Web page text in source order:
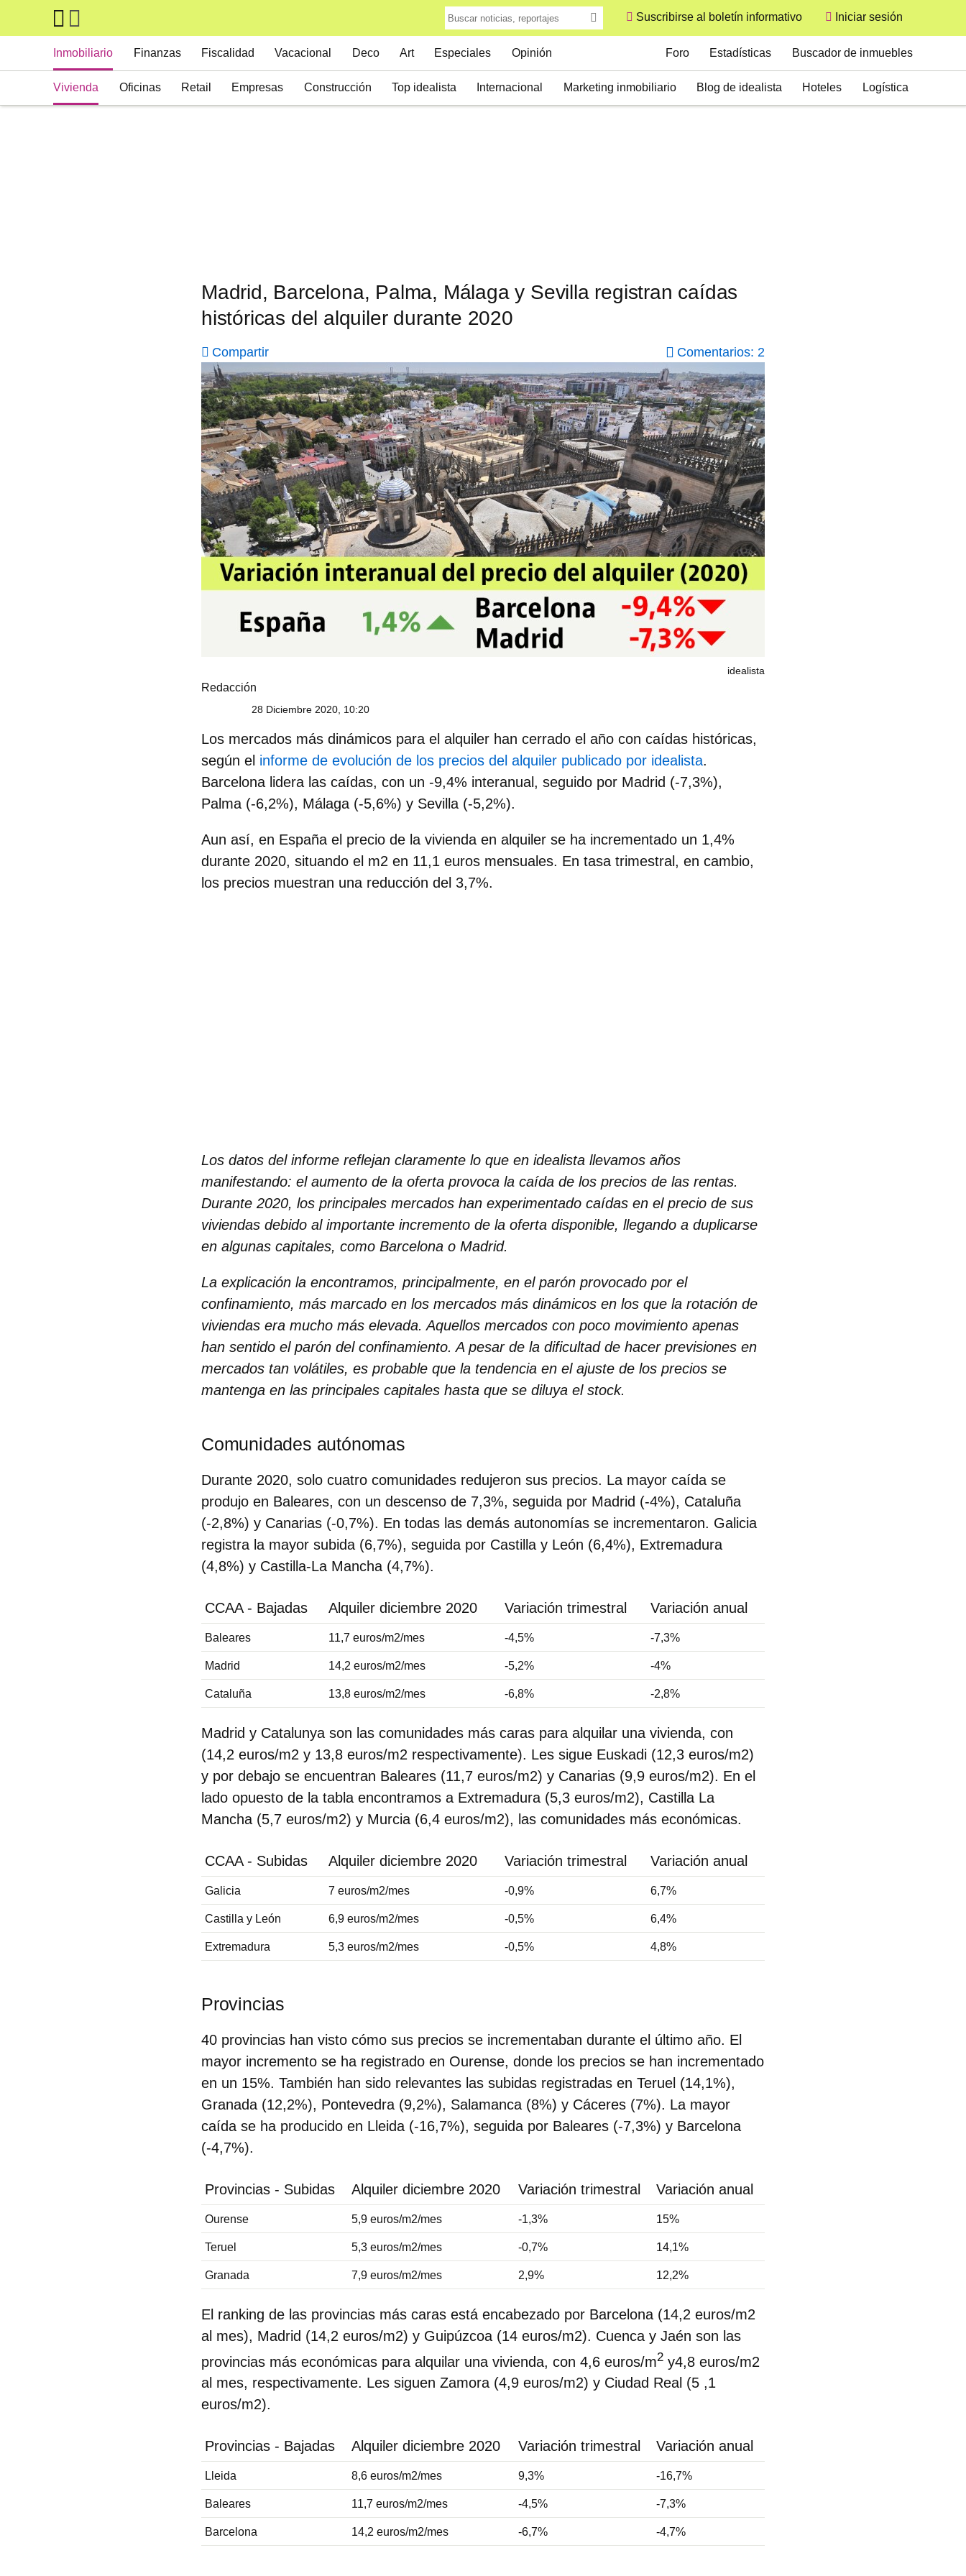
Skip to main content
Suscribirse al boletín informativo
User
Iniciar sesión
Inmobiliario
Vivienda Oficinas Retail Empresas Construcción Top idealista Internacional Marketing inmobiliario Blog de idealista Hoteles Logística
Finanzas Fiscalidad Vacacional Deco Art Especiales Opinión Foro Estadísticas Buscador de inmuebles
Madrid, Barcelona, Palma, Málaga y Sevilla registran caídas
históricas del alquiler durante 2020
Compartir Comentarios: 2
idealista
Redacción
28 Diciembre 2020, 10:20
Los mercados más dinámicos para el alquiler han cerrado el año con caídas históricas,
según el informe de evolución de los precios del alquiler publicado por idealista.
Barcelona lidera las caídas, con un -9,4% interanual, seguido por Madrid (-7,3%),
Palma (-6,2%), Málaga (-5,6%) y Sevilla (-5,2%).
Aun así, en España el precio de la vivienda en alquiler se ha incrementado un 1,4%
durante 2020, situando el m2 en 11,1 euros mensuales. En tasa trimestral, en cambio,
los precios muestran una reducción del 3,7%.
Los datos del informe reflejan claramente lo que en idealista llevamos años
manifestando: el aumento de la oferta provoca la caída de los precios de las rentas.
Durante 2020, los principales mercados han experimentado caídas en el precio de sus
viviendas debido al importante incremento de la oferta disponible, llegando a duplicarse
en algunas capitales, como Barcelona o Madrid.
La explicación la encontramos, principalmente, en el parón provocado por el
confinamiento, más marcado en los mercados más dinámicos en los que la rotación de
viviendas era mucho más elevada. Aquellos mercados con poco movimiento apenas
han sentido el parón del confinamiento. A pesar de la dificultad de hacer previsiones en
mercados tan volátiles, es probable que la tendencia en el ajuste de los precios se
mantenga en las principales capitales hasta que se diluya el stock.
Comunidades autónomas
Durante 2020, solo cuatro comunidades redujeron sus precios. La mayor caída se
produjo en Baleares, con un descenso de 7,3%, seguida por Madrid (-4%), Cataluña
(-2,8%) y Canarias (-0,7%). En todas las demás autonomías se incrementaron. Galicia
registra la mayor subida (6,7%), seguida por Castilla y León (6,4%), Extremadura
(4,8%) y Castilla-La Mancha (4,7%).
CCAA - Bajadas Alquiler diciembre 2020 Variación trimestral Variación anual
Baleares 11,7 euros/m2/mes -4,5% -7,3%
Madrid 14,2 euros/m2/mes -5,2% -4%
Cataluña 13,8 euros/m2/mes -6,8% -2,8%
Madrid y Catalunya son las comunidades más caras para alquilar una vivienda, con
(14,2 euros/m2 y 13,8 euros/m2 respectivamente). Les sigue Euskadi (12,3 euros/m2)
y por debajo se encuentran Baleares (11,7 euros/m2) y Canarias (9,9 euros/m2). En el
lado opuesto de la tabla encontramos a Extremadura (5,3 euros/m2), Castilla La
Mancha (5,7 euros/m2) y Murcia (6,4 euros/m2), las comunidades más económicas.
CCAA - Subidas Alquiler diciembre 2020 Variación trimestral Variación anual
Galicia 7 euros/m2/mes -0,9% 6,7%
Castilla y León 6,9 euros/m2/mes -0,5% 6,4%
Extremadura 5,3 euros/m2/mes -0,5% 4,8%
Provincias
40 provincias han visto cómo sus precios se incrementaban durante el último año. El
mayor incremento se ha registrado en Ourense, donde los precios se han incrementado
en un 15%. También han sido relevantes las subidas registradas en Teruel (14,1%),
Granada (12,2%), Pontevedra (9,2%), Salamanca (8%) y Cáceres (7%). La mayor
caída se ha producido en Lleida (-16,7%), seguida por Baleares (-7,3%) y Barcelona
(-4,7%).
Provincias - Subidas Alquiler diciembre 2020 Variación trimestral Variación anual
Ourense 5,9 euros/m2/mes -1,3% 15%
Teruel 5,3 euros/m2/mes -0,7% 14,1%
Granada 7,9 euros/m2/mes 2,9% 12,2%
El ranking de las provincias más caras está encabezado por Barcelona (14,2 euros/m2
al mes), Madrid (14,2 euros/m2) y Guipúzcoa (14 euros/m2). Cuenca y Jaén son las
provincias más económicas para alquilar una vivienda, con 4,6 euros/m2 y4,8 euros/m2
al mes, respectivamente. Les siguen Zamora (4,9 euros/m2) y Ciudad Real (5 ,1
euros/m2).
Provincias - Bajadas Alquiler diciembre 2020 Variación trimestral Variación anual
Lleida 8,6 euros/m2/mes 9,3% -16,7%
Baleares 11,7 euros/m2/mes -4,5% -7,3%
Barcelona 14,2 euros/m2/mes -6,7% -4,7%